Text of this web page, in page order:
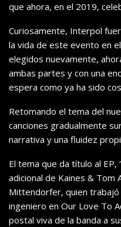
que ahora, en el 2019,
Curiosamente, Interpol
la vida de este evento en
elegidos nuevamente,
ambas partes y con una
espera como ya ha sido
Retomando el tema del
canciones gradualmente
narrativa y una fluidez
El tema que da título al EP,
adicional de Kaines & Tom
Mittendorfer, quien
ingeniero en Our Love To
postal viva de la banda a